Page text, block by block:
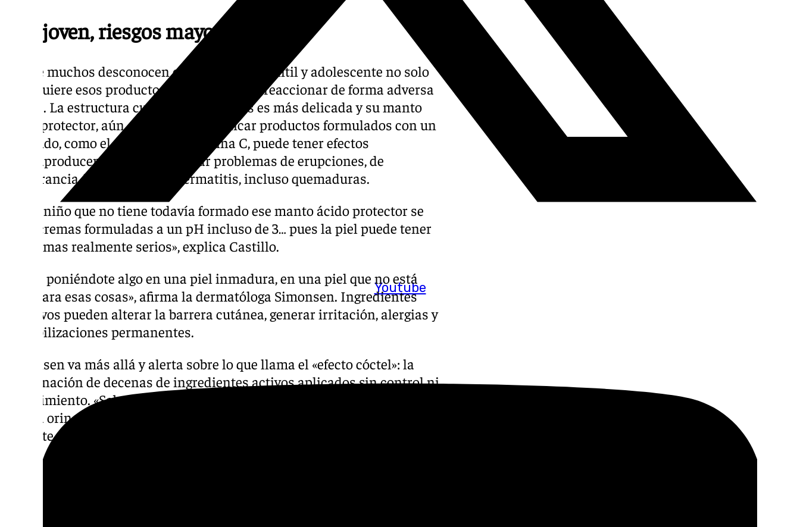
Youtube
Piel joven, riesgos mayores
Lo que muchos desconocen es que la piel infantil y adolescente no solo
no requiere esos productos, sino que puede reaccionar de forma adversa
a ellos. La estructura cutánea en menores es más delicada y su manto
ácido protector, aún en desarrollo. Aplicar productos formulados con un
pH ácido, como el retinol o la vitamina C, puede tener efectos
contraproducentes. Puede generar problemas de erupciones, de
intolerancia, brotes de acné, dermatitis, incluso quemaduras.
«Si un niño que no tiene todavía formado ese manto ácido protector se
pone cremas formuladas a un pH incluso de 3… pues la piel puede tener
problemas realmente serios», explica Castillo.
«Estás poniéndote algo en una piel inmadura, en una piel que no está
lista para esas cosas», afirma la dermatóloga Simonsen. Ingredientes
agresivos pueden alterar la barrera cutánea, generar irritación, alergias y
sensibilizaciones permanentes.
Simonsen va más allá y alerta sobre lo que llama el «efecto cóctel»: la
combinación de decenas de ingredientes activos aplicados sin control ni
conocimiento. «Sabemos que algunos se absorben, se detectan en sangre
o en la orina. Pero no sabemos qué pasa cuando los mezclas todos»,
advierte.